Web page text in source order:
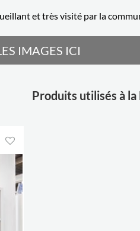
et très visité par la
IMAGES ICI
Produits utilisés à